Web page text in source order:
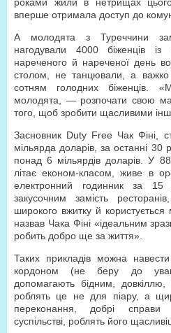
вперше отримала доступ до
А молодята з Туреччини
нагодували 4000 біженців
нареченого й нареченої день
столом, не танцювали, а
сотням голодних біженців.
молодята, — розпочати свою
того, щоб зробити щасливими
Засновник Duty Free Чак Фіні,
мільярда доларів, за останні 30
понад 6 мільярдів доларів. У
літає економ-класом, живе в
електронний годинник за 15
закусочним замість
широкого вжитку й користується
назвав Чака Фіні «ідеальним
робить добро ще за життя».
Таких прикладів можна
кордоном (не беру до
допомагають бідним,
роблять це не для піару, а
переконання, добрі
суспільстві, роблять його